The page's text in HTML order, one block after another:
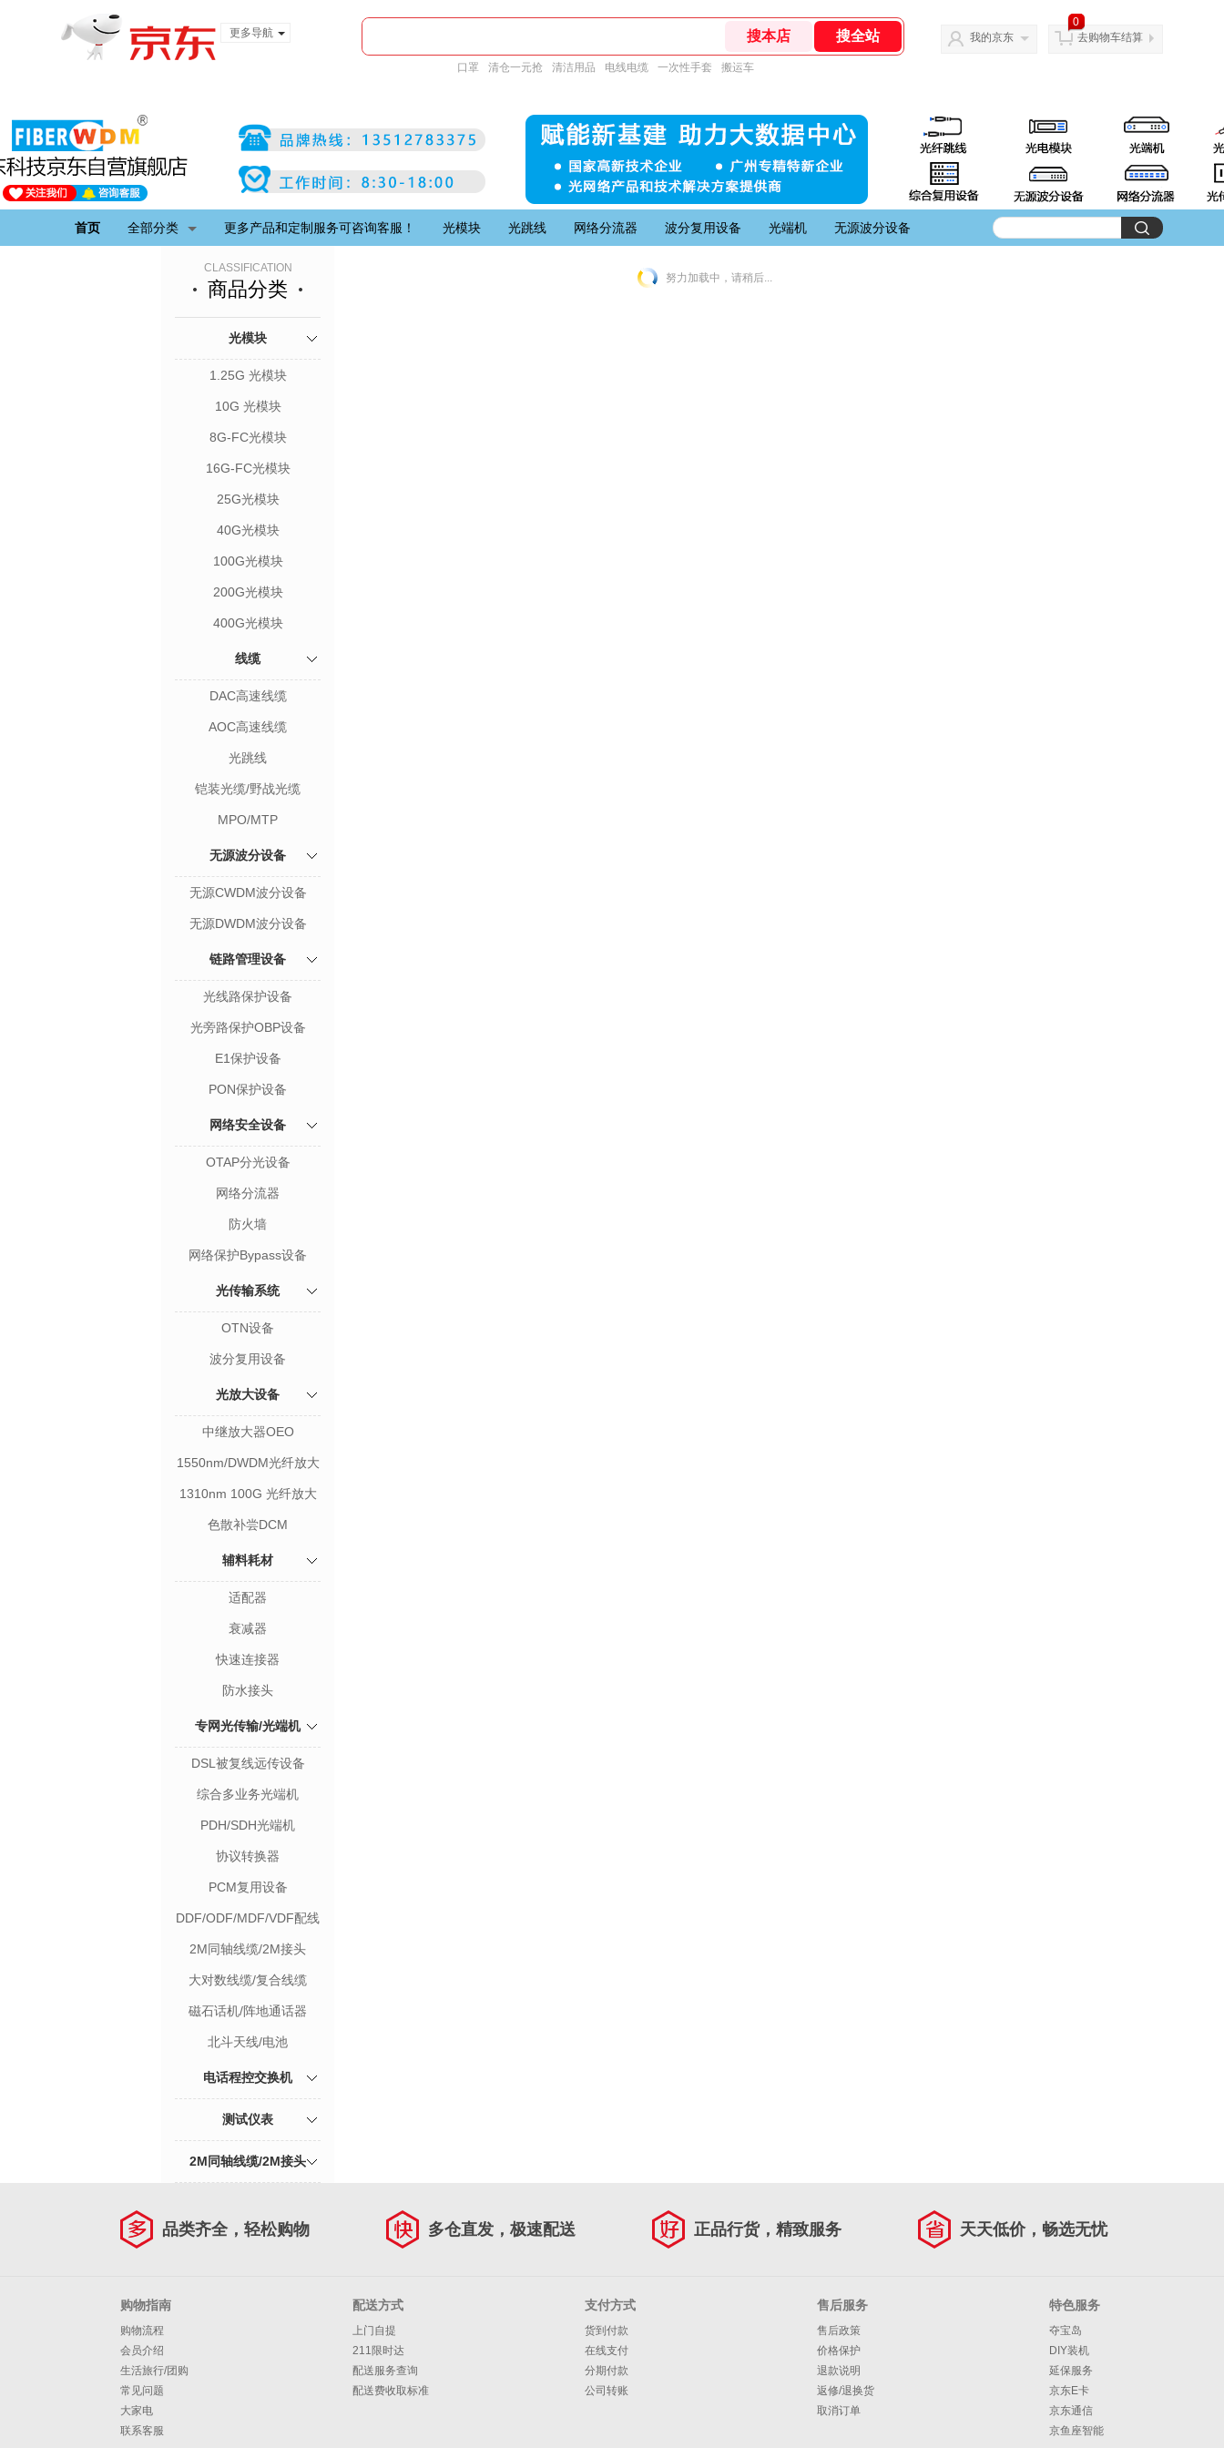
更多导航
口罩 清仓一元抢 清洁用品 电线电缆 一次性手套 搬运车
我的京东
0
去购物车结算
首页 全部分类 更多产品和定制服务可咨询客服！ 光模块 光跳线 网络分流器 波分复用设备 光端机 无源波分设备
CLASSIFICATION
商品分类
光模块
1.25G 光模块
10G 光模块
8G-FC光模块
16G-FC光模块
25G光模块
40G光模块
100G光模块
200G光模块
400G光模块
线缆
DAC高速线缆
AOC高速线缆
光跳线
铠装光缆/野战光缆
MPO/MTP
无源波分设备
无源CWDM波分设备
无源DWDM波分设备
链路管理设备
光线路保护设备
光旁路保护OBP设备
E1保护设备
PON保护设备
网络安全设备
OTAP分光设备
网络分流器
防火墙
网络保护Bypass设备
光传输系统
OTN设备
波分复用设备
光放大设备
中继放大器OEO
1550nm/DWDM光纤放大
1310nm 100G 光纤放大
器SOA
色散补尝DCM
辅料耗材
适配器
衰减器
快速连接器
防水接头
专网光传输/光端机
DSL被复线远传设备
综合多业务光端机
PDH/SDH光端机
协议转换器
PCM复用设备
DDF/ODF/MDF/VDF配线
2M同轴线缆/2M接头
大对数线缆/复合线缆
磁石话机/阵地通话器
北斗天线/电池
电话程控交换机
测试仪表
2M同轴线缆/2M接头
努力加载中，请稍后...
品类齐全，轻松购物 多仓直发，极速配送 正品行货，精致服务 天天低价，畅选无忧
购物指南
购物流程
会员介绍
生活旅行/团购
常见问题
大家电
联系客服
配送方式
上门自提
211限时达
配送服务查询
配送费收取标准
支付方式
货到付款
在线支付
分期付款
公司转账
售后服务
售后政策
价格保护
退款说明
返修/退换货
取消订单
特色服务
夺宝岛
DIY装机
延保服务
京东E卡
京东通信
京鱼座智能